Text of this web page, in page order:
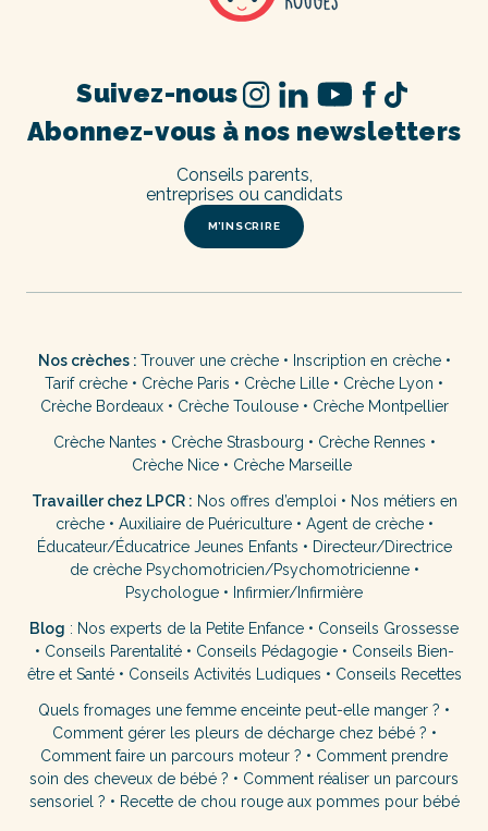
Abonnez-vous à nos newsletters
M’INSCRIRE
Conseils parents,
entreprises ou candidats
Suivez-nous
Nos crèches : Trouver une crèche• Inscription en crèche•
Tarif crèche • Crèche Paris • Crèche Lille • Crèche Lyon •
Crèche Bordeaux• Crèche Toulouse• Crèche Montpellier
Crèche Nantes • Crèche Strasbourg • Crèche Rennes •
Crèche Nice • Crèche Marseille
Travailler chez LPCR : Nos offres d’emploi • Nos métiers en
crèche• Auxiliaire de Puériculture• Agent de crèche•
Éducateur/Éducatrice Jeunes Enfants • Directeur/Directrice
de crèche Psychomotricien/Psychomotricienne•
Psychologue • Infirmier/Infirmière
Blog : Nos experts de la Petite Enfance • Conseils Grossesse
• Conseils Parentalité• Conseils Pédagogie• Conseils Bien-
être et Santé• Conseils Activités Ludiques • Conseils Recettes
Quels fromages une femme enceinte peut-elle manger ? •
Comment gérer les pleurs de décharge chez bébé ? •
Comment faire un parcours moteur ? • Comment prendre
soin des cheveux de bébé ? • Comment réaliser un parcours
sensoriel ? • Recette de chou rouge aux pommes pour bébé